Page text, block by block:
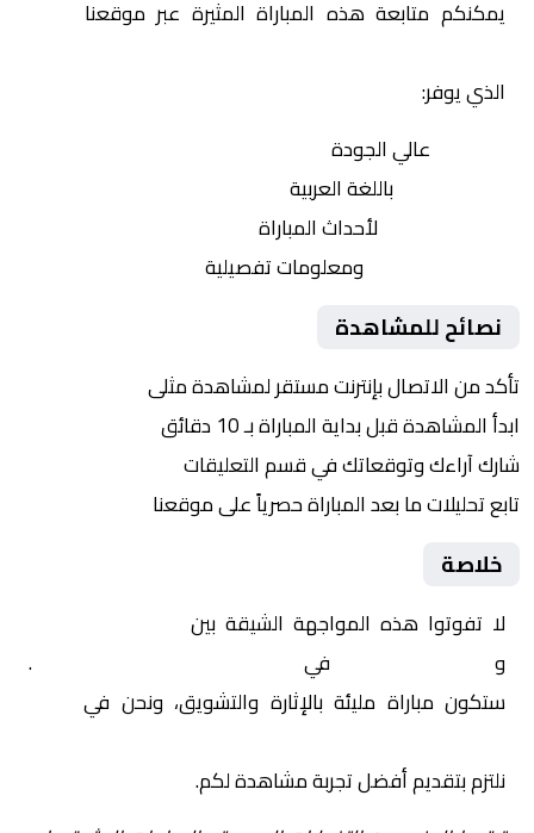
يمكنكم متابعة هذه المباراة المثيرة عبر موقعنا
الذي يوفر:
عالي الجودة
باللغة العربية
لأحداث المباراة
ومعلومات تفصيلية
نصائح للمشاهدة
تأكد من الاتصال بإنترنت مستقر لمشاهدة مثلى
ابدأ المشاهدة قبل بداية المباراة بـ 10 دقائق
شارك آراءك وتوقعاتك في قسم التعليقات
تابع تحليلات ما بعد المباراة حصرياً على موقعنا
خلاصة
لا تفوتوا هذه المواجهة الشيقة بين
والأهلي الخرطوم في
.
ستكون مباراة مليئة بالإثارة والتشويق، ونحن في
نلتزم بتقديم أفضل تجربة مشاهدة لكم.